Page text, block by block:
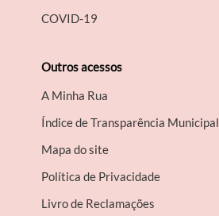
COVID-19
Outros acessos
A Minha Rua
Índice de Transparência Municipal
Mapa do site
Política de Privacidade
Livro de Reclamações